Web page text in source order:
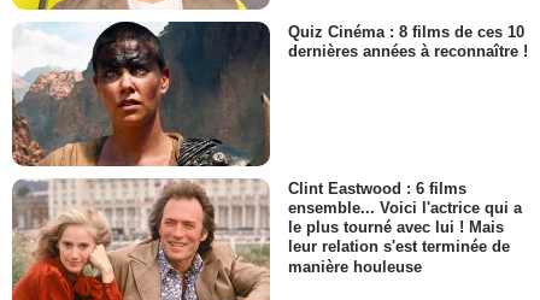
Quiz Cinéma : 8 films de ces 10
dernières années à reconnaître !
Clint Eastwood : 6 films
ensemble... Voici l'actrice qui a
le plus tourné avec lui ! Mais
leur relation s'est terminée de
manière houleuse